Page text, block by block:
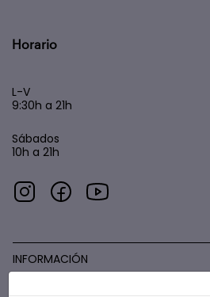
Horario
L-V
9:30h a 21h
Sábados
10h a 21h
INFORMACIÓN